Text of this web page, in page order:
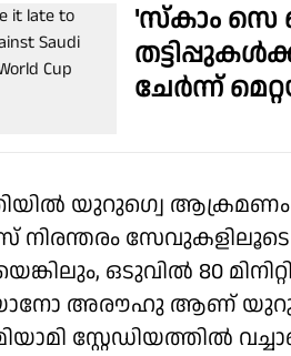
'സ്കാം
ചേർന്ന്
യുറുഗ്വെ ആക്രമണം
സേവുകളിലൂടെ
ഒടുവിൽ 80
അരൗഹു ആണ്
സ്റ്റേഡിയത്തിൽ